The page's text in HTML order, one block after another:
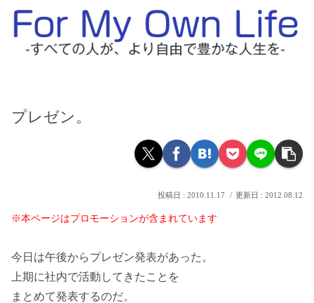
プレゼン。
2010.11.17 2012.08.12
※本ページはプロモーションが含まれています
今日は午後からプレゼン発表があった。
上期に社内で活動してきたことを
まとめて発表するのだ。